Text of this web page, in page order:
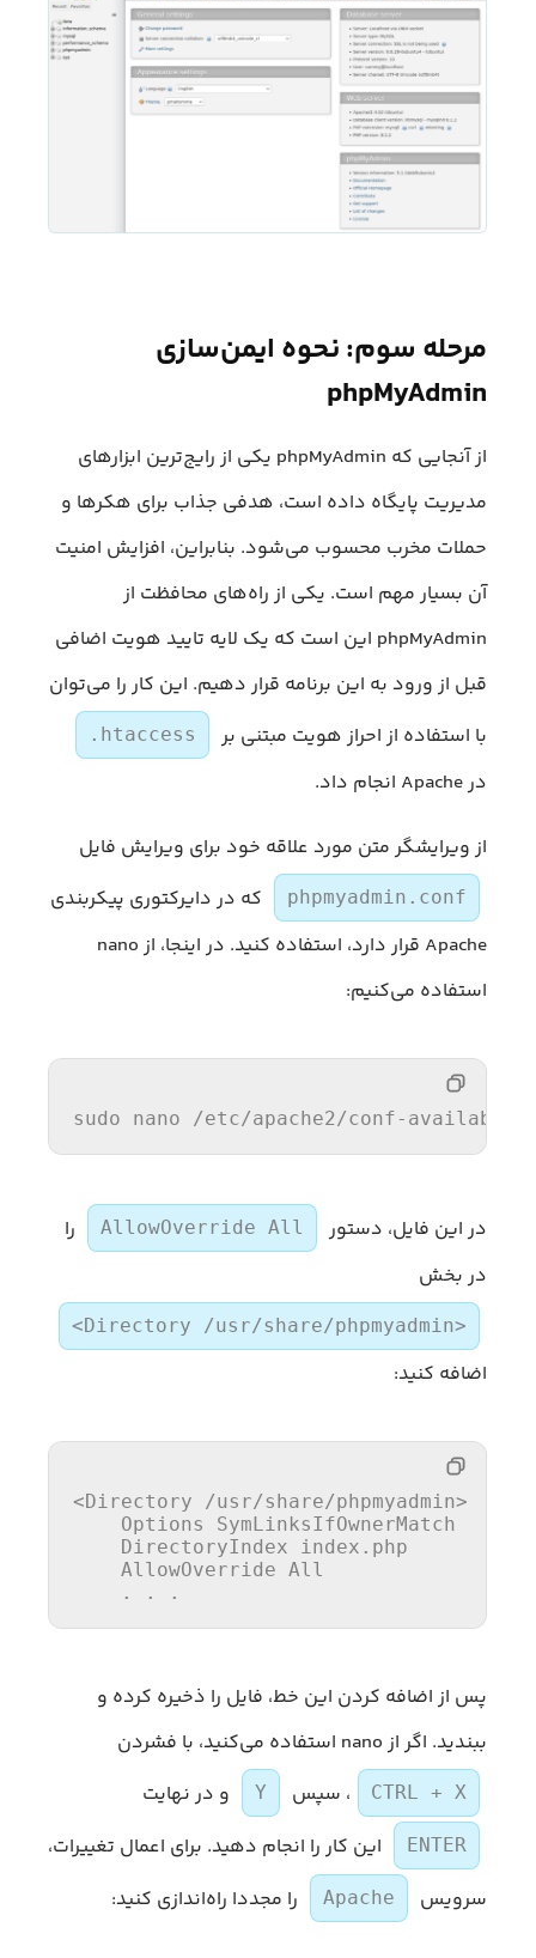
مرحله سوم: نحوه ایمن‌سازی
phpMyAdmin
از آنجایی که phpMyAdmin یکی از رایج‌ترین ابزارهای
مدیریت پایگاه داده است، هدفی جذاب برای هکرها و
حملات مخرب محسوب می‌شود. بنابراین، افزایش امنیت
آن بسیار مهم است. یکی از راه‌های محافظت از
phpMyAdmin این است که یک لایه تایید هویت اضافی
قبل از ورود به این برنامه قرار دهیم. این کار را می‌توان
با استفاده از احراز هویت مبتنی بر
.htaccess
در Apache انجام داد.
از ویرایشگر متن مورد علاقه خود برای ویرایش فایل
phpmyadmin.conf
که در دایرکتوری پیکربندی
Apache قرار دارد، استفاده کنید. در اینجا، از nano
استفاده می‌کنیم:
sudo nano /etc/apache2 /conf-available/
در این فایل، دستور AllowOverride All
را
در بخش
<Directory /usr/share/phpmyadmin>
اضافه کنید:
<Directory /usr/share/phpmyadmin>
Options
SymLinksIfOwnerMatch
    DirectoryIndex
index .php
    AllowOverride
All
    . . .
پس از اضافه کردن این خط، فایل را ذخیره کرده و
ببندید. اگر از nano استفاده می‌کنید، با فشردن
CTRL + X ، سپس Y و در نهایت
ENTER
این کار را انجام دهید. برای اعمال تغییرات،
سرویس
Apache را مجددا راه‌اندازی کنید: